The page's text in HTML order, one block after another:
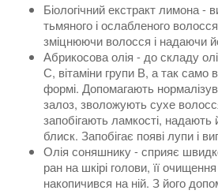
Біологічний екстракт лимона -
тьмяного і ослабленого
зміцнюючи волосся і надаючи
Абрикосова олія - ​​до складу
С, вітаміни групи В, а так само
формі. Допомагають
залоз, зволожують сухе
запобігають ламкості, надають
блиск. Запобігає появі лупи і
Олія соняшнику - сприяє
ран на шкірі голови, її
накопичився на ній. З його